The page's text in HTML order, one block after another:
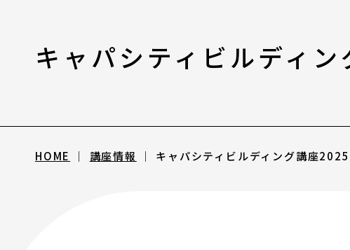
専用フォーム
キャパシティビルディ
HOME 講座情報 キャパシティビルディング講座